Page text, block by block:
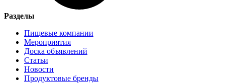
Разделы
Пищевые компании
Мероприятия
Доска объявлений
Статьи
Новости
Продуктовые бренды